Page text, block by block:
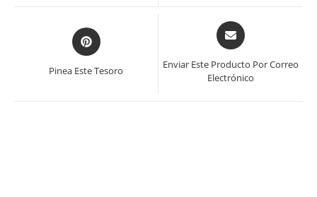
ventana
Se
abre
Pinea Este Tesoro
Se
abre
una
Enviar Este Producto Por Correo
Electrónico